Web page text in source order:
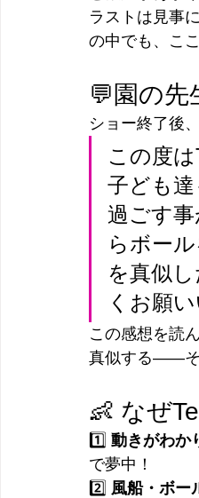
ラストは見事
の中でも、こ
💬園の
ショー終了後
この度
子ども
過ごす
らボー
を真似
くお願
この感想を読
真似する――そ
👶 なぜ
1️⃣ 動きがわか
で夢中！
2️⃣ 風船・ボー